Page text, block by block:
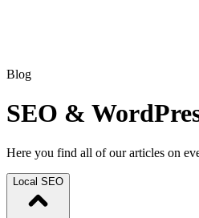
Blog
SEO &
Here you find all of our articles on
Local SEO